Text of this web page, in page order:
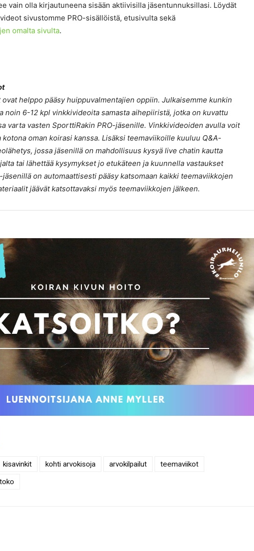
vain olla kirjautuneena sisään aktiivisilla jäsentunnuksillasi. Löydät
sivustomme PRO-sisällöistä, etusivulta sekä
omalta sivulta.
helppo pääsy huippuvalmentajien oppiin. Julkaisemme kunkin
noin 6-12 kpl vinkkivideoita samasta aihepiiristä, jotka on kuvattu
varta vasten SporttiRakin PRO-jäsenille. Vinkkivideoiden avulla voit
oman koirasi kanssa. Lisäksi teemaviikoille kuuluu Q&A-
jossa jäsenillä on mahdollisuus kysyä live chatin kautta
tai lähettää kysymykset jo etukäteen ja kuunnella vastaukset
jäsenillä on automaattisesti pääsy katsomaan kaikki teemaviikkojen
jäävät katsottavaksi myös teemaviikkojen jälkeen.
kisavinkit kohti arvokisoja arvokilpailut
teemaviikot